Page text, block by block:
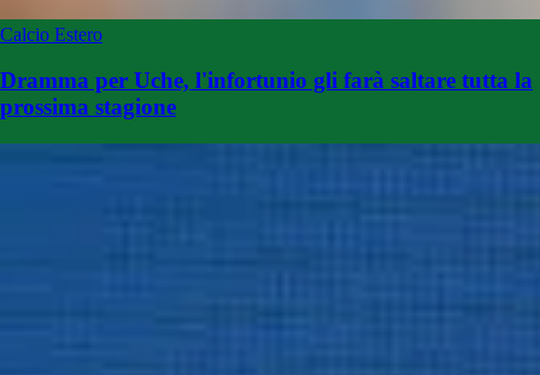
Calcio Estero
Dramma per Uche, l'infortunio gli farà saltare tutta la
prossima stagione